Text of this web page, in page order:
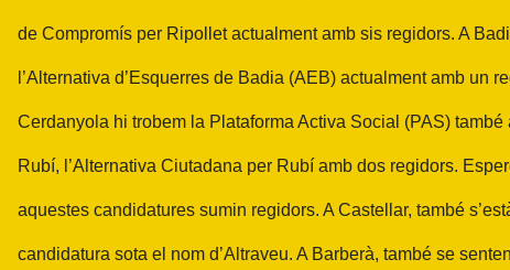
de Compromís per Ripollet actualment amb sis regidors. A
l’Alternativa d’Esquerres de Badia (AEB) actualment amb un
Cerdanyola hi trobem la Plataforma Activa Social (PAS) també
Rubí, l’Alternativa Ciutadana per Rubí amb dos regidors.
aquestes candidatures sumin regidors. A Castellar, també
candidatura sota el nom d’Altraveu. A Barberà, també se